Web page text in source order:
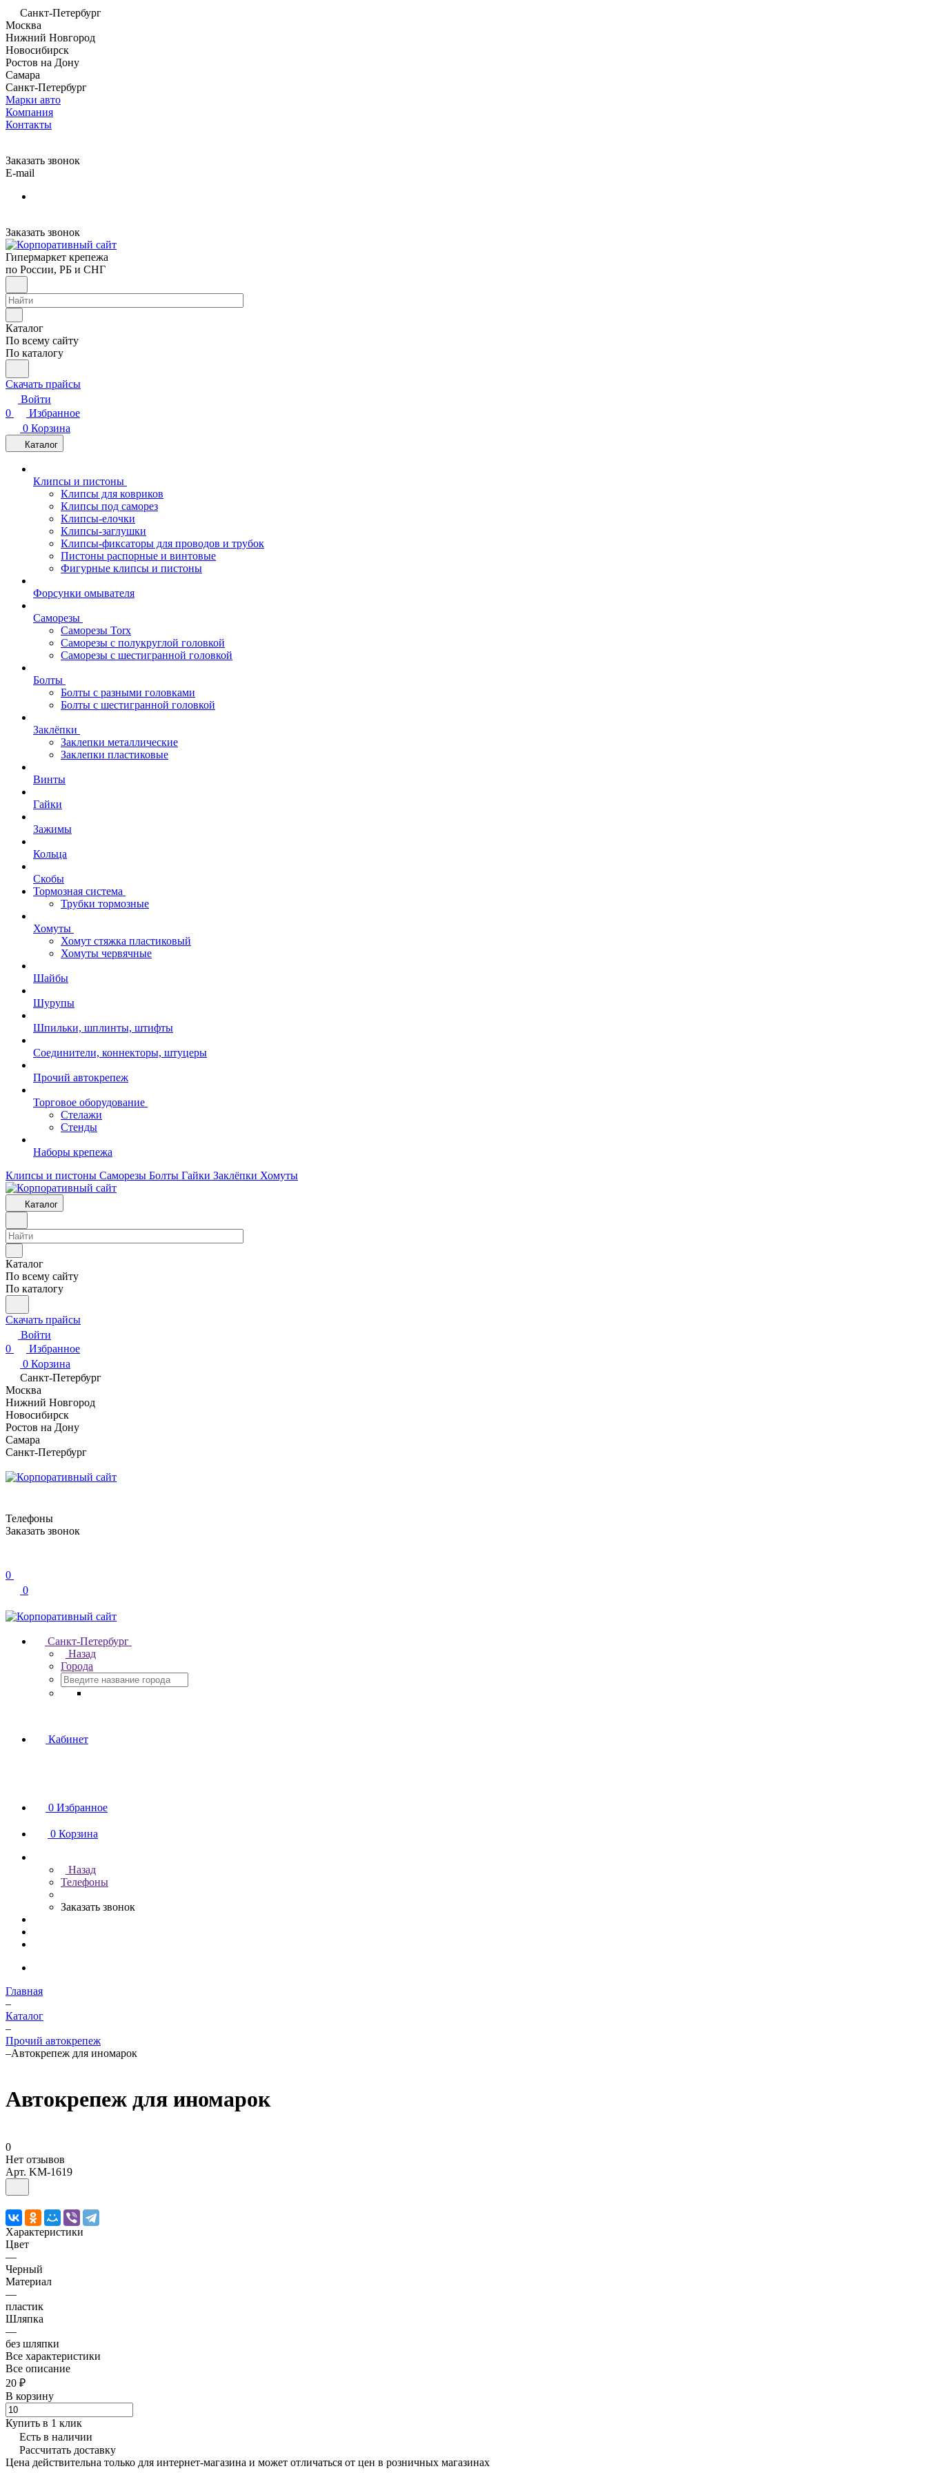
Санкт-Петербург
Москва
Нижний Новгород
Новосибирск
Ростов на Дону
Самара
Санкт-Петербург
Марки авто
Компания
Контакты
Заказать звонок
E-mail
Заказать звонок
Гипермаркет крепежа
по России, РБ и СНГ
Каталог
По всему сайту
По каталогу
Скачать прайсы
Войти
0
Избранное
0 Корзина
Каталог
Клипсы и пистоны
Клипсы для ковриков
Клипсы под саморез
Клипсы-елочки
Клипсы-заглушки
Клипсы-фиксаторы для проводов и трубок
Пистоны распорные и винтовые
Фигурные клипсы и пистоны
Форсунки омывателя
Саморезы
Саморезы Torx
Саморезы с полукруглой головкой
Саморезы с шестигранной головкой
Болты
Болты с разными головками
Болты с шестигранной головкой
Заклёпки
Заклепки металлические
Заклепки пластиковые
Винты
Гайки
Зажимы
Кольца
Скобы
Тормозная система
Трубки тормозные
Хомуты
Хомут стяжка пластиковый
Хомуты червячные
Шайбы
Шурупы
Шпильки, шплинты, штифты
Соединители, коннекторы, штуцеры
Прочий автокрепеж
Торговое оборудование
Стелажи
Стенды
Наборы крепежа
Клипсы и пистоны Саморезы Болты Гайки Заклёпки Хомуты
Каталог
Каталог
По всему сайту
По каталогу
Скачать прайсы
Войти
0
Избранное
0 Корзина
Санкт-Петербург
Москва
Нижний Новгород
Новосибирск
Ростов на Дону
Самара
Санкт-Петербург
Телефоны
Заказать звонок
0
0
Санкт-Петербург
Назад
Города
Кабинет
0 Избранное
0 Корзина
Назад
Телефоны
Заказать звонок
Главная
–
Каталог
–
Прочий автокрепеж
–Автокрепеж для иномарок
Автокрепеж для иномарок
0
Нет отзывов
Арт. KM-1619
Характеристики
Цвет
—
Черный
Материал
—
пластик
Шляпка
—
без шляпки
Все характеристики
Все описание
20 ₽
В корзину
Купить в 1 клик
Есть в наличии
Рассчитать доставку
Цена действительна только для интернет-магазина и может отличаться от цен в розничных магазинах